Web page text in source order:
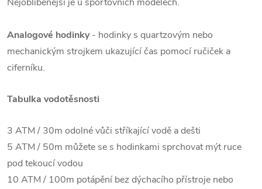
Analogové hodinky- hodinky s quartzovým nebo
mechanickým strojkem ukazující čas pomocí ručiček a
ciferníku.
Tabulka vodotěsnosti
3 ATM / 30m odolné vůči stříkající vodě a dešti
5 ATM / 50m můžete se s hodinkami sprchovat mýt ruce
pod tekoucí vodou
10 ATM / 100m potápění bez dýchacího přístroje nebo